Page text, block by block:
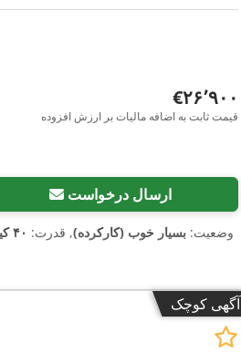
‎€۲۶٬۹۰۰
قیمت ثابت به اضافه مالیات بر ارزش افزوده
ارسال درخواست
وضعیت: بسیار خوب (کارکرده), قدرت: ۴۰ کیلووات (۵۴٫۳۸ اسب بخار)
آگهی کوچک